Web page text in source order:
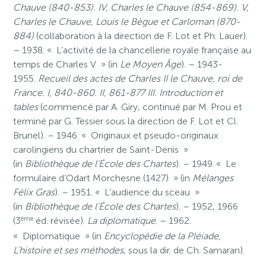
Chauve (840-853). IV, Charles le Chauve (854-869). V,
Charles le Chauve, Louis le Bègue et Carloman (870-
884) (collaboration à la direction de F. Lot et Ph. Lauer).
– 1938. « L’activité de la chancellerie royale française au
temps de Charles V » (in Le Moyen Âge). – 1943-
1955. Recueil des actes de Charles II le Chauve, roi de
France. I, 840-860. II, 861-877 III. Introduction et
tables(commencé par A. Giry, continué par M. Prou et
terminé par G. Tessier sous la direction de F. Lot et Cl.
Brunel). – 1946. « Originaux et pseudo-originaux
carolingiens du chartrier de Saint-Denis »
(in Bibliothèque de l’École des Chartes). – 1949. « Le
formulaire d’Odart Morchesne (1427) » (in Mélanges
Félix Gras). – 1951. « L’audience du sceau »
(in Bibliothèque de l’École des Chartes). – 1952, 1966
(3ème éd. révisée). La diplomatique. – 1962.
« Diplomatique » (in Encyclopédie de la Pléiade,
L’histoire et ses méthodes, sous la dir. de Ch. Samaran).